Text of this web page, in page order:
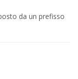
da un prefisso